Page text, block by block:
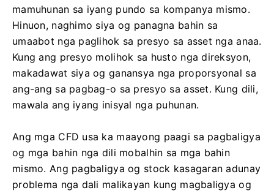
mamuhunan sa iyang pundo sa kompanya mismo.
Hinuon, naghimo siya og panagna bahin sa
umaabot nga paglihok sa presyo sa asset nga anaa.
Kung ang presyo molihok sa husto nga direksyon,
makadawat siya og ganansya nga proporsyonal sa
ang-ang sa pagbag-o sa presyo sa asset. Kung dili,
mawala ang iyang inisyal nga puhunan.
Ang mga CFD usa ka maayong paagi sa pagbaligya
og mga bahin nga dili mobalhin sa mga bahin
mismo. Ang pagbaligya og stock kasagaran adunay
problema nga dali malikayan kung magbaligya og